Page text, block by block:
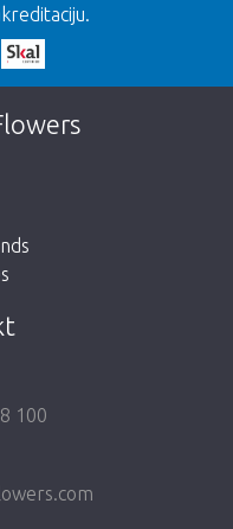
Kliknite na
u trgovinu.
100